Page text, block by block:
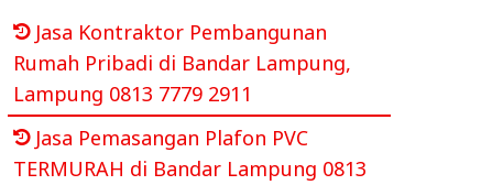
Jasa Kontraktor Pembangunan
Rumah Pribadi di Bandar Lampung,
Lampung 0813 7779 2911
Jasa Pemasangan Plafon PVC
TERMURAH di Bandar Lampung 0813